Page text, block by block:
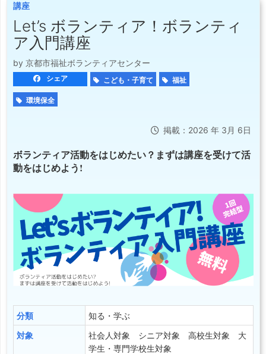
講座
Let’s ボランティア！ボランティ
ア入門講座
by 京都市福祉ボランティアセンター
シェア こども・子育て 福祉
環境保全
掲載：2026 年 3月 6日
ボランティア活動をはじめたい？まずは講座を受けて活
動をはじめよう!
分類 知る・学ぶ
対象
社会人対象 シニア対象 高校生対象 大
学生・専門学校生対象